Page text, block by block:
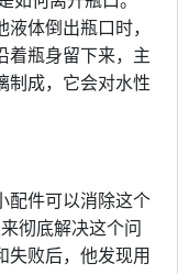
体倒出瓶口时，
着瓶身留下来，主
制成，它会对水性
配件可以消除这个
彻底解决这个问
失败后，他发现用